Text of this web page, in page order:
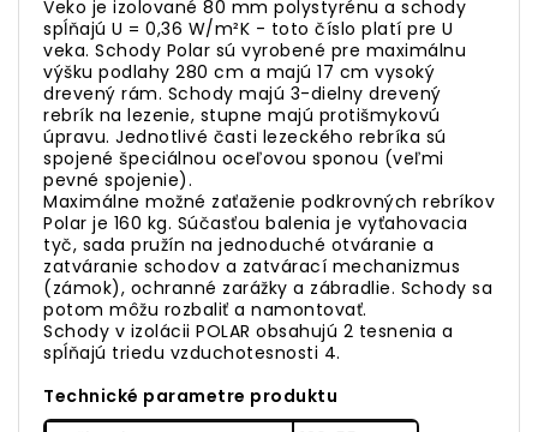
Veko je izolované 80 mm polystyrénu a schody
spĺňajú U = 0,36 W/m²K - toto číslo platí pre U
veka. Schody Polar sú vyrobené pre maximálnu
výšku podlahy 280 cm a majú 17 cm vysoký
drevený rám. Schody majú 3-dielny drevený
rebrík na lezenie, stupne majú protišmykovú
úpravu. Jednotlivé časti lezeckého rebríka sú
spojené špeciálnou oceľovou sponou (veľmi
pevné spojenie).
Maximálne možné zaťaženie podkrovných rebríkov
Polar je 160 kg. Súčasťou balenia je vyťahovacia
tyč, sada pružín na jednoduché otváranie a
zatváranie schodov a zatvárací mechanizmus
(zámok), ochranné zarážky a zábradlie. Schody sa
potom môžu rozbaliť a namontovať.
Schody v izolácii POLAR obsahujú 2 tesnenia a
spĺňajú triedu vzduchotesnosti 4.
Technické parametre produktu